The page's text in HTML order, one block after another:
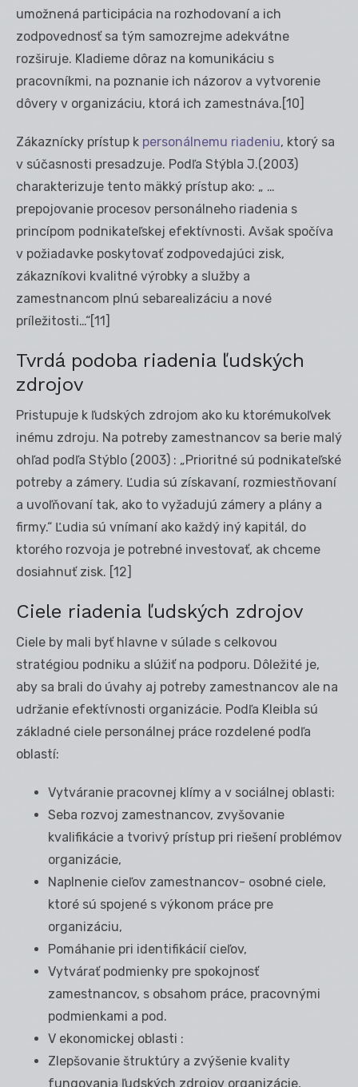
umožnená participácia na rozhodovaní a ich
zodpovednosť sa tým samozrejme adekvátne
rozširuje. Kladieme dôraz na komunikáciu s
pracovníkmi, na poznanie ich názorov a vytvorenie
dôvery v organizáciu, ktorá ich zamestnáva. [10]
Zákaznícky prístup k personálnemu riadeniu, ktorý sa
v súčasnosti presadzuje. Podľa Stýbla J.(2003)
charakterizuje tento mäkký prístup ako: „ …
prepojovanie procesov personálneho riadenia s
princípom podnikateľskej efektívnosti. Avšak spočíva
v požiadavke poskytovať zodpovedajúci zisk,
zákazníkovi kvalitné výrobky a služby a
zamestnancom plnú sebarealizáciu a nové
príležitosti…“[11]
Tvrdá podoba riadenia ľudských
zdrojov
Pristupuje k ľudských zdrojom ako ku ktorémukoľvek
inému zdroju. Na potreby zamestnancov sa berie malý
ohľad podľa Stýblo (2003) : „Prioritné sú podnikateľské
potreby a zámery. Ľudia sú získavaní, rozmiestňovaní
a uvoľňovaní tak, ako to vyžadujú zámery a plány a
firmy.“ Ľudia sú vnímaní ako každý iný kapitál, do
ktorého rozvoja je potrebné investovať, ak chceme
dosiahnuť zisk. [12]
Ciele riadenia ľudských zdrojov
Ciele by mali byť hlavne v súlade s celkovou
stratégiou podniku a slúžiť na podporu. Dôležité je,
aby sa brali do úvahy aj potreby zamestnancov ale na
udržanie efektívnosti organizácie. Podľa Kleibla sú
základné ciele personálnej práce rozdelené podľa
oblastí:
Vytváranie pracovnej klímy a v sociálnej oblasti:
Seba rozvoj zamestnancov, zvyšovanie
kvalifikácie a tvorivý prístup pri riešení problémov
organizácie,
Naplnenie cieľov zamestnancov- osobné ciele,
ktoré sú spojené s výkonom práce pre
organizáciu,
Pomáhanie pri identifikácií cieľov,
Vytvárať podmienky pre spokojnosť
zamestnancov, s obsahom práce, pracovnými
podmienkami a pod.
V ekonomickej oblasti :
Zlepšovanie štruktúry a zvýšenie kvality
fungovania ľudských zdrojov organizácie,